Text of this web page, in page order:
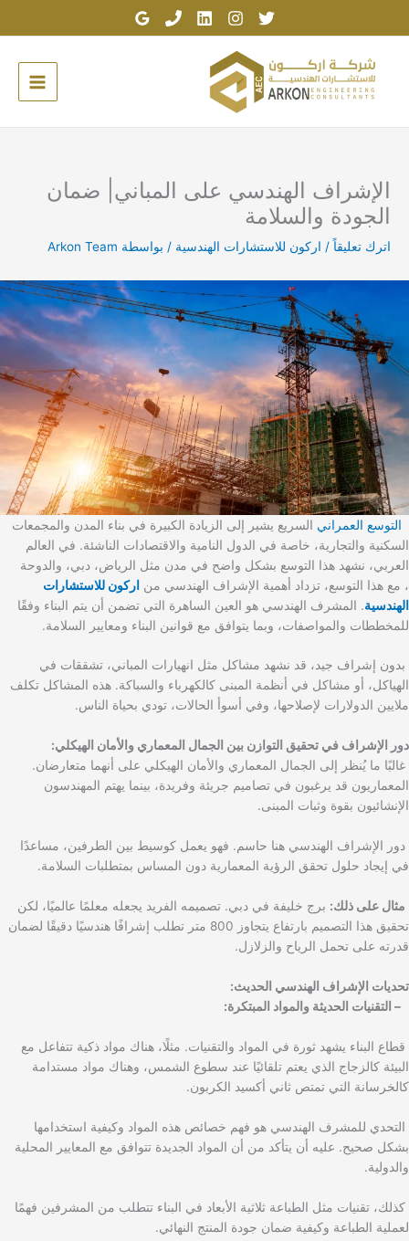
الإشراف الهندسي على المباني| ضمان
الجودة والسلامة
اترك تعليقاً / اركون للاستشارات الهندسية / بواسطة Arkon Team
التوسع العمراني السريع يشير إلى الزيادة الكبيرة في بناء المدن والمجمعات
السكنية والتجارية، خاصة في الدول النامية والاقتصادات الناشئة. في العالم
العربي، نشهد هذا التوسع بشكل واضح في مدن مثل الرياض، دبي، والدوحة
، مع هذا التوسع، تزداد أهمية الإشراف الهندسي من اركون للاستشارات
الهندسية. المشرف الهندسي هو العين الساهرة التي تضمن أن يتم البناء وفقًا
للمخططات والمواصفات، وبما يتوافق مع قوانين البناء ومعايير السلامة.
بدون إشراف جيد، قد نشهد مشاكل مثل انهيارات المباني، تشققات في
الهياكل، أو مشاكل في أنظمة المبنى كالكهرباء والسباكة. هذه المشاكل تكلف
ملايين الدولارات لإصلاحها، وفي أسوأ الحالات، تودي بحياة الناس.
دور الإشراف في تحقيق التوازن بين الجمال المعماري والأمان الهيكلي:
غالبًا ما يُنظر إلى الجمال المعماري والأمان الهيكلي على أنهما متعارضان.
المعماريون قد يرغبون في تصاميم جريئة وفريدة، بينما يهتم المهندسون
الإنشائيون بقوة وثبات المبنى.
دور الإشراف الهندسي هنا حاسم. فهو يعمل كوسيط بين الطرفين، مساعدًا
في إيجاد حلول تحقق الرؤية المعمارية دون المساس بمتطلبات السلامة.
مثال على ذلك: برج خليفة في دبي. تصميمه الفريد يجعله معلمًا عالميًا، لكن
تحقيق هذا التصميم بارتفاع يتجاوز 800 متر تطلب إشرافًا هندسيًا دقيقًا لضمان
قدرته على تحمل الرياح والزلازل.
تحديات الإشراف الهندسي الحديث:
– التقنيات الحديثة والمواد المبتكرة:
قطاع البناء يشهد ثورة في المواد والتقنيات. مثلًا، هناك مواد ذكية تتفاعل مع
البيئة كالزجاج الذي يعتم تلقائيًا عند سطوع الشمس، وهناك مواد مستدامة
كالخرسانة التي تمتص ثاني أكسيد الكربون.
التحدي للمشرف الهندسي هو فهم خصائص هذه المواد وكيفية استخدامها
بشكل صحيح. عليه أن يتأكد من أن المواد الجديدة تتوافق مع المعايير المحلية
والدولية.
كذلك، تقنيات مثل الطباعة ثلاثية الأبعاد في البناء تتطلب من المشرفين فهمًا
لعملية الطباعة وكيفية ضمان جودة المنتج النهائي.